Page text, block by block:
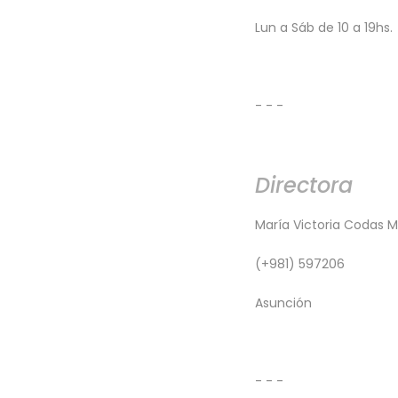
Lun a Sáb de 10 a 19hs.
- - -
Directora
María Victoria Codas
(+981) 597206
Asunción
- - -